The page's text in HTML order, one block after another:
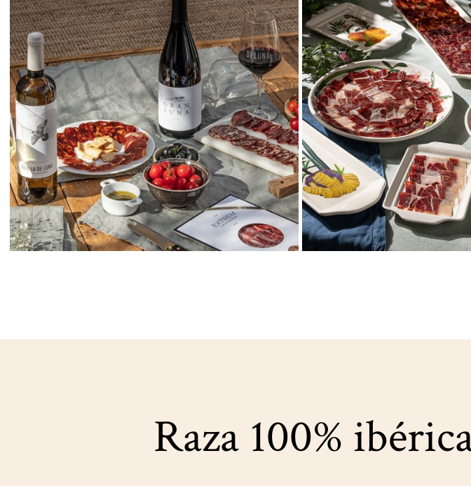
Raza 100%